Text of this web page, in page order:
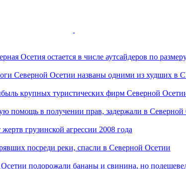
Осетия остается в числе аутсайдеров по
Северной Осетии названы одними из худших в
крупных туристических фирм Северной
помощь в получении прав, задержали в Северной
грузинской агрессии 2008 года
посреди реки, спасли в Северной Осетии
подорожали бананы и свинина, но